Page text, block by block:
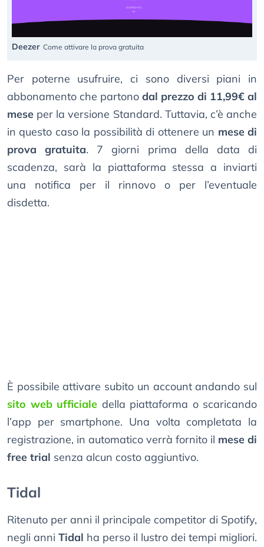
Deezer Come attivare la prova gratuita
Per poterne usufruire, ci sono diversi piani in
abbonamento che partono dal prezzo di 11,99€ al
mese per la versione Standard. Tuttavia, c’è anche
in questo caso la possibilità di ottenere un mese di
prova gratuita. 7 giorni prima della data di
scadenza, sarà la piattaforma stessa a inviarti
una notifica per il rinnovo o per l’eventuale
disdetta.
È possibile attivare subito un account andando sul
sito web ufficiale della piattaforma o scaricando
l’app per smartphone. Una volta completata la
registrazione, in automatico verrà fornito il mese di
free trial senza alcun costo aggiuntivo.
Tidal
Ritenuto per anni il principale competitor di Spotify,
negli anni Tidal ha perso il lustro dei tempi migliori.